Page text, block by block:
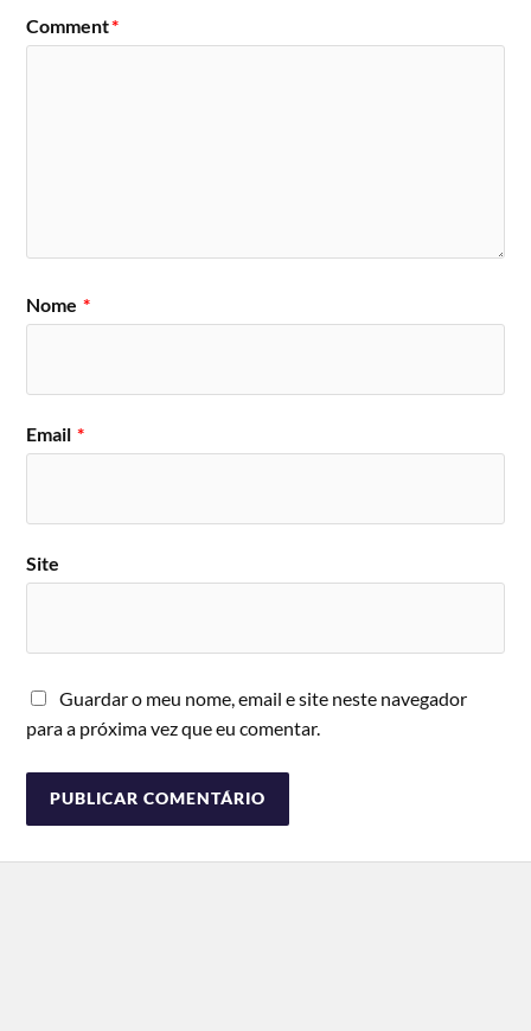
Comment*
Nome *
Email *
Site
Guardar o meu nome, email e site neste navegador
para a próxima vez que eu comentar.